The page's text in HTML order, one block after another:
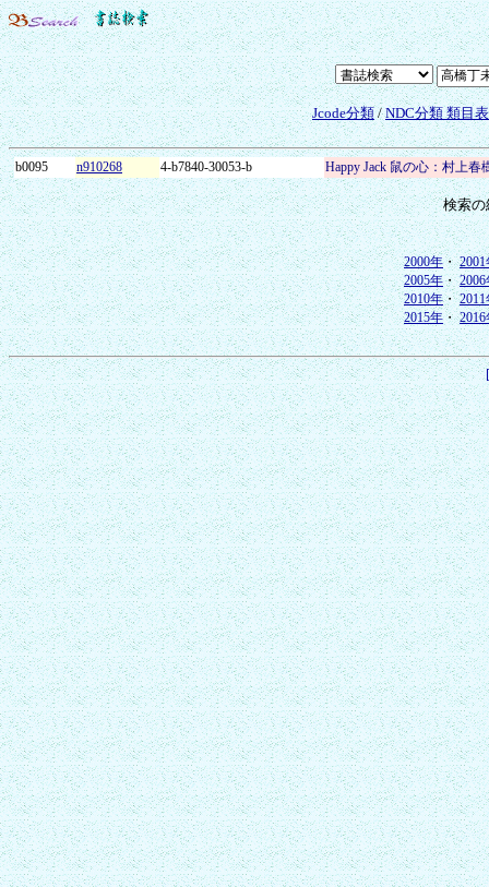
Jcode分類/NDC分類 類目
b0095 n910268 4-b7840-30053-b Happy Jack 鼠の心：村上春
検索
2000年・2001
2005年・2006
2010年・2011
2015年・2016